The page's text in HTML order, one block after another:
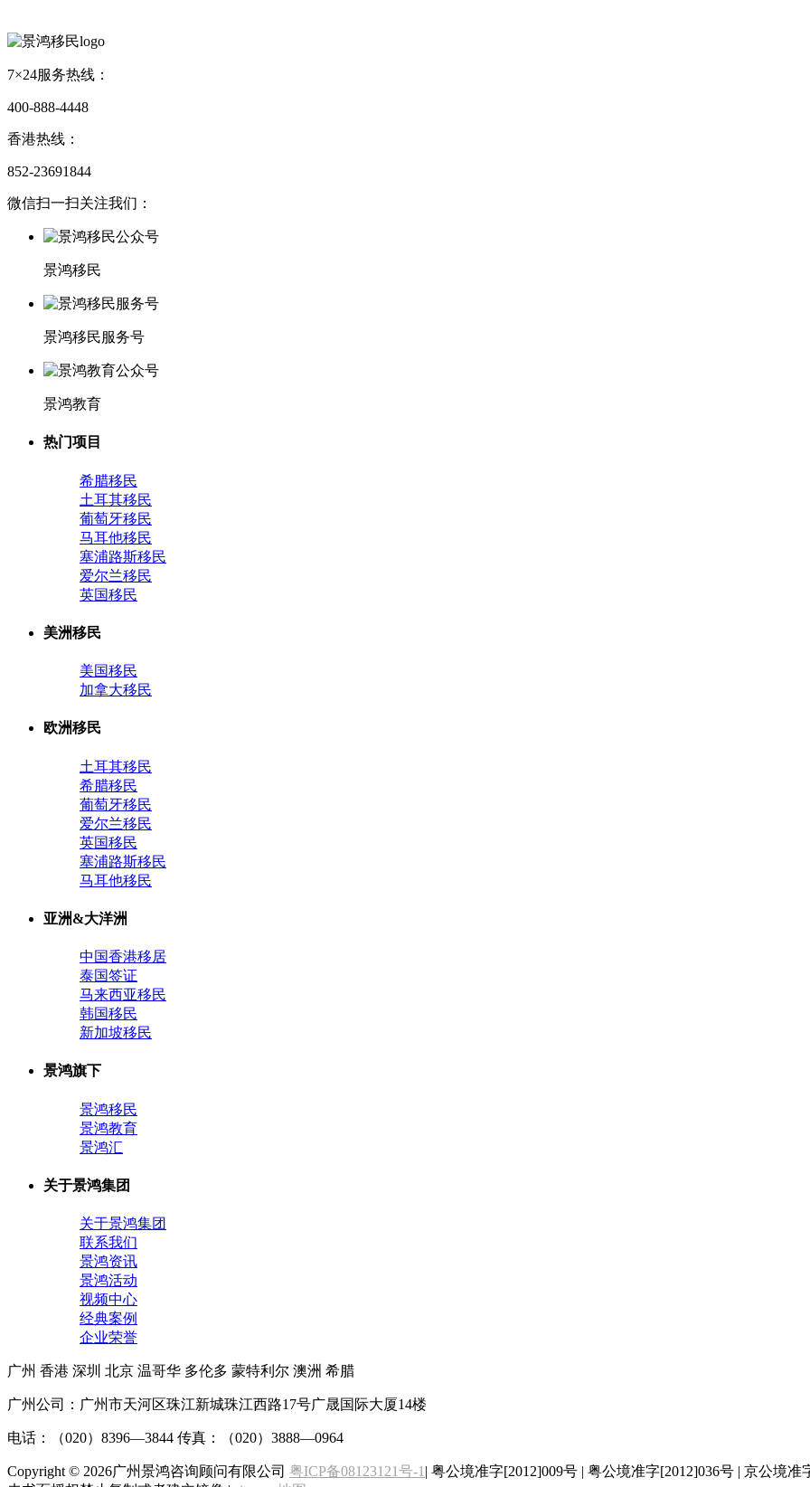
7×24服务热线：
400-888-4448
香港热线：
852-23691844
微信扫一扫关注我们：
景鸿移民
景鸿移民服务号
景鸿教育
热门项目
希腊移民
土耳其移民
葡萄牙移民
马耳他移民
塞浦路斯移民
爱尔兰移民
英国移民
美洲移民
美国移民
加拿大移民
欧洲移民
土耳其移民
希腊移民
葡萄牙移民
爱尔兰移民
英国移民
塞浦路斯移民
马耳他移民
亚洲&大洋洲
中国香港移居
泰国签证
马来西亚移民
韩国移民
新加坡移民
景鸿旗下
景鸿移民
景鸿教育
景鸿汇
关于景鸿集团
关于景鸿集团
联系我们
景鸿资讯
景鸿活动
视频中心
经典案例
企业荣誉
广州 香港 深圳 北京 温哥华 多伦多 蒙特利尔 澳洲 希腊
广州公司：广州市天河区珠江新城珠江西路17号广晟国际大厦14楼
电话：（020）8396—3844 传真：（020）3888—0964
Copyright © 2026广州景鸿咨询顾问有限公司 粤ICP备08123121号-1 | 粤公境准字[2012]009号 | 粤公境准字[2012]036号 | 京公境准